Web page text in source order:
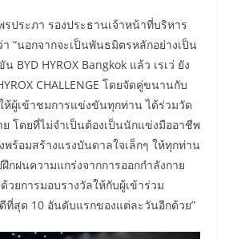
ประภา รองประธานเจ้าหน้าที่บริหาร
า “นอกจากจะเป็นพันธมิตรหลักอย่างเป็น
BYD HYROX Bangkok แล้ว เรเว่ ยัง
CHALLENGE โดยจัดคู่ขนานกับ
ห้ผู้เข้าชมการแข่งขันทุกท่าน ได้ร่วมวัด
ย โดยที่ไม่จำเป็นต้องเป็นนักแข่งมืออาชีพ
พร้อมสร้างแรงบันดาลใจเล็กๆ ให้ทุกท่าน
กฝนความแกร่งจากการออกกำลังกาย
วยการมอบรางวัลให้กับผู้เข้าร่วม
ที่สุด 10 อันดับแรกของแต่ละวันอีกด้วย”